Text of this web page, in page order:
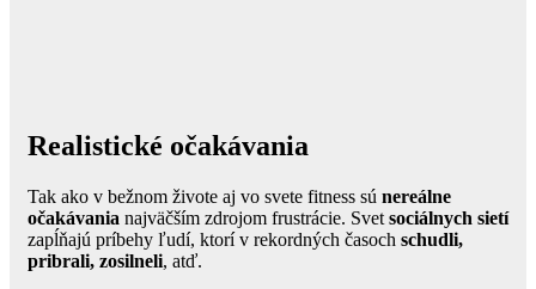
Realistické očakávania
Tak ako v bežnom živote aj vo svete fitness sú nereálne
očakávania najväčším zdrojom frustrácie. Svet sociálnych sietí
zapĺňajú príbehy ľudí, ktorí v rekordných časoch schudli,
pribrali, zosilneli, atď.